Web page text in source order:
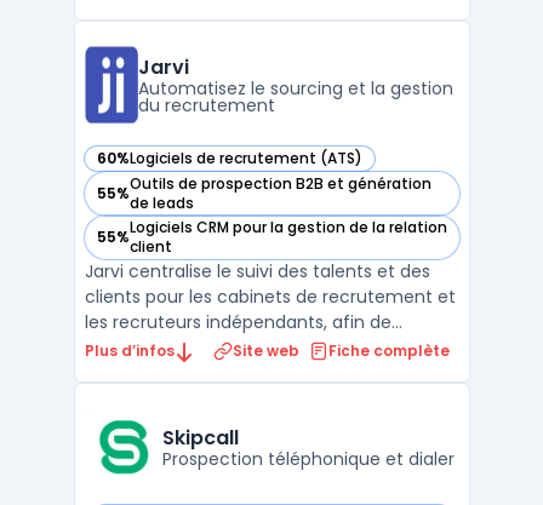
ainsi aux entreprises de maximiser leur
potentiel s ...
Jarvi
Automatisez le sourcing et la gestion
du recrutement
60%Logiciels de recrutement (ATS)
— voir Jarvi dans cette catégorie
55%Outils de prospection B2B et génération
de leads
— voir Jarvi dans cette catégorie
55%Logiciels CRM pour la gestion de la relation
client
— voir Jarvi dans cette catégorie
Jarvi centralise le suivi des talents et des
clients pour les cabinets de recrutement et
les recruteurs indépendants, afin de
répondre à la multiplication des outils. Le
opportunités, de la prospection et des
clients. Il ...
Plus d’infos Site web Fiche complète
Skipcall
Prospection téléphonique et dialer